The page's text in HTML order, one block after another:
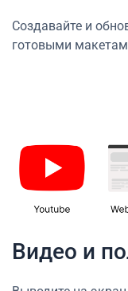
Создавайте и
готовыми
Видео и